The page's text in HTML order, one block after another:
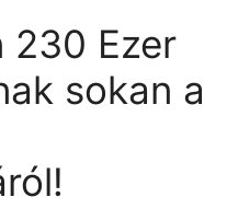
230 Ezer
sokan a